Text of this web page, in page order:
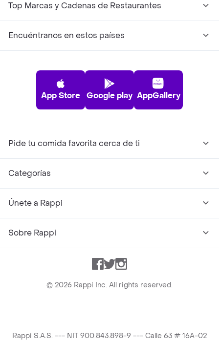
Top Marcas y Cadenas de Restaurantes
Encuéntranos en estos países
App Store Google play AppGallery
Pide tu comida favorita cerca de ti
Categorías
Únete a Rappi
Sobre Rappi
Facebook
TwitterInstagram
© 2026 Rappi Inc. All rights reserved.
Rappi S.A.S. --- NIT 900.843.898-9 --- Calle 63 # 16A-02